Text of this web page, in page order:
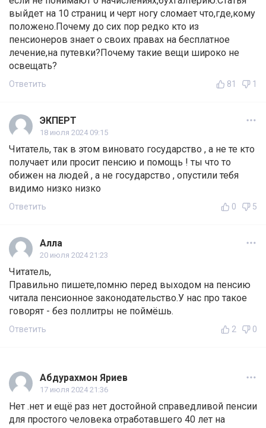
выйдет на 10 страниц и черт ногу сломает что,где,кому
положено.Почему до сих пор редко кто из
пенсионеров знает о своих правах на бесплатное
лечение,на путевки?Почему такие вещи широко не
освещать?
Ответить 81 1
ЭКПЕРТ
18 июля 2024 09:15
Читатель, так в этом виновато государство , а не те кто
получает или просит пенсию и помощь ! ты что то
обижен на людей , а не государство , опустили тебя
видимо низко низко
Ответить 0 5
Алла
20 июля 2024 21:23
Читатель,
Правильно пишете,помню перед выходом на пенсию
читала пенсионное законодательство.У нас про такое
говорят - без поллитры не поймёшь.
Ответить 2 0
Абдурахмон Яриев
17 июля 2024 21:36
Нет .нет и ещё раз нет достойной справедливой пенсии
для простого человека отработавшего 40 лет на